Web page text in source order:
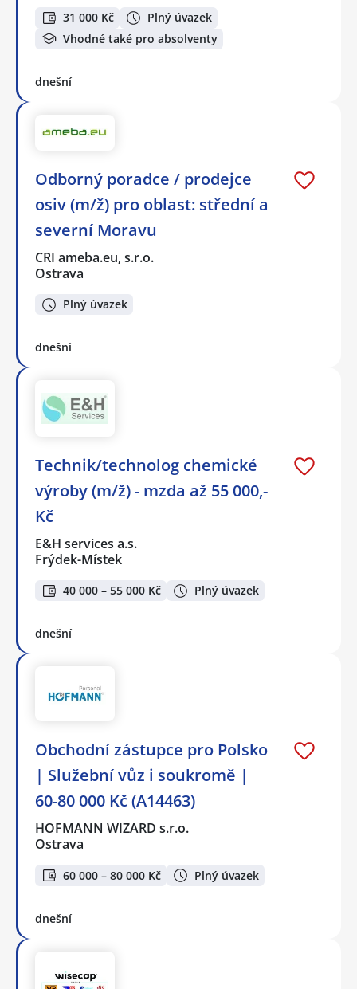
31 000 Kč
Plný úvazek
Vhodné také pro absolventy
dnešní
Odborný poradce / prodejce
osiv (m/ž) pro oblast: střední a
severní Moravu
CRI ameba.eu, s.r.o.
Ostrava
Plný úvazek
dnešní
Technik/technolog chemické
výroby (m/ž) - mzda až 55 000,-
Kč
E&H services a.s.
Frýdek-Místek
40 000 – 55 000 Kč Plný úvazek
dnešní
Obchodní zástupce pro Polsko
| Služební vůz i soukromě |
60-80 000 Kč (A14463)
HOFMANN WIZARD s.r.o.
Ostrava
60 000 – 80 000 Kč Plný úvazek
dnešní